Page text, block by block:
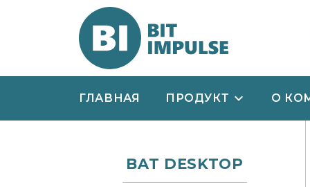
ГЛАВНАЯ ПРОДУКТ О
BAT DESKTOP